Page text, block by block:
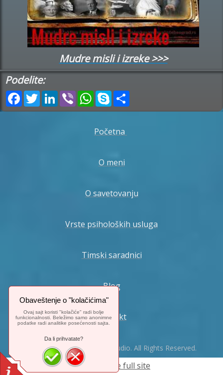
Mudre misli i izreke >>>
Podelite:
Facebook
TwitterLinkedIn
ViberWhatsApp
Skype
Početna
O meni
O savetovanju
Vrste psiholoških usluga
Timski saradnici
Blog
Kontakt
© 2024. Mix-Web-Master Studio. All Rights Reserved.
Switch to the full site
Obaveštenje o "kolačićima"
Ovaj sajt koristi "kolačiće" radi bolje
funkcionalnosti. Beležimo samo anonimne
podatke radi analitike posećenosti sajta.
Da li prihvatate?